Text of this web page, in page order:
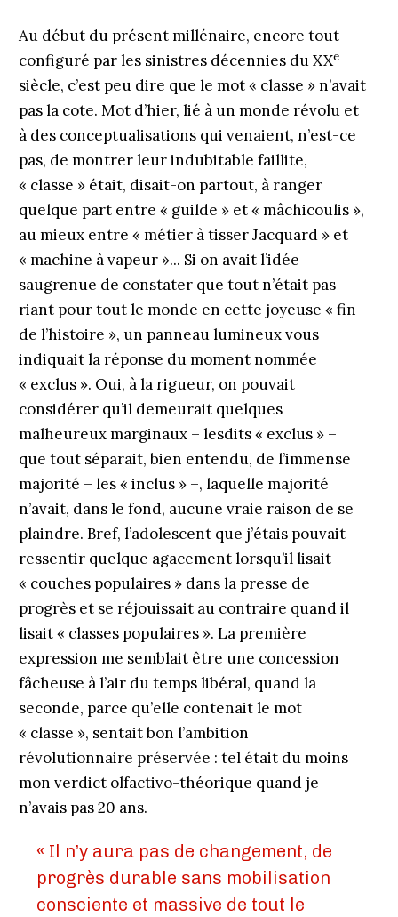
Au début du présent millénaire, encore tout
configuré par les sinistres décennies du XXe
siècle, c’est peu dire que le mot « classe » n’avait
pas la cote. Mot d’hier, lié à un monde révolu et
à des conceptualisations qui venaient, n’est-ce
pas, de montrer leur indubitable faillite,
« classe » était, disait-on partout, à ranger
quelque part entre « guilde » et « mâchicoulis »,
au mieux entre « métier à tisser Jacquard » et
« machine à vapeur »... Si on avait l’idée
saugrenue de constater que tout n’était pas
riant pour tout le monde en cette joyeuse « fin
de l’histoire », un panneau lumineux vous
indiquait la réponse du moment nommée
« exclus ». Oui, à la rigueur, on pouvait
considérer qu’il demeurait quelques
malheureux marginaux – lesdits « exclus » –
que tout séparait, bien entendu, de l’immense
majorité – les « inclus » –, laquelle majorité
n’avait, dans le fond, aucune vraie raison de se
plaindre. Bref, l’adolescent que j’étais pouvait
ressentir quelque agacement lorsqu’il lisait
« couches populaires » dans la presse de
progrès et se réjouissait au contraire quand il
lisait « classes populaires ». La première
expression me semblait être une concession
fâcheuse à l’air du temps libéral, quand la
seconde, parce qu’elle contenait le mot
« classe », sentait bon l’ambition
révolutionnaire préservée : tel était du moins
mon verdict olfactivo-théorique quand je
n’avais pas 20 ans.
« Il n’y aura pas de changement, de
progrès durable sans mobilisation
consciente et massive de tout le